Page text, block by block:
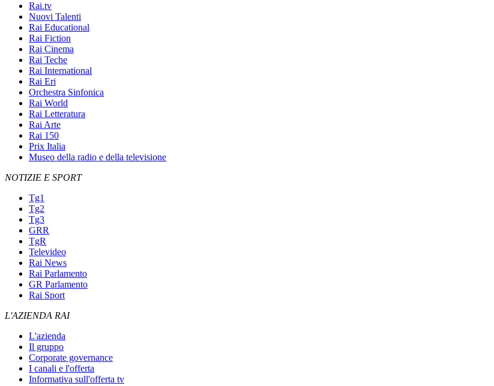
Rai.tv
Nuovi Talenti
Rai Educational
Rai Fiction
Rai Cinema
Rai Teche
Rai International
Rai Eri
Orchestra Sinfonica
Rai World
Rai Letteratura
Rai Arte
Rai 150
Prix Italia
Museo della radio e della televisione
NOTIZIE E SPORT
Tg1
Tg2
Tg3
GRR
TgR
Televideo
Rai News
Rai Parlamento
GR Parlamento
Rai Sport
L'AZIENDA RAI
L'azienda
Il gruppo
Corporate governance
I canali e l'offerta
Informativa sull'offerta tv